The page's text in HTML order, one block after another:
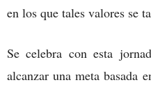
en los que tales valores se
Se celebra con esta
alcanzar una meta basada